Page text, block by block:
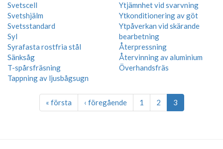
Svetscell
Svetshjälm
Svetsstandard
Syl
Syrafasta rostfria stål
Sänksåg
T-spårsfräsning
Tappning av ljusbågsugn
Ytjämnhet vid svarvning
Ytkonditionering av göt
Ytpåverkan vid skärande
bearbetning
Återpressning
Återvinning av aluminium
Överhandsfräs
« första ‹ föregående 1 2 3